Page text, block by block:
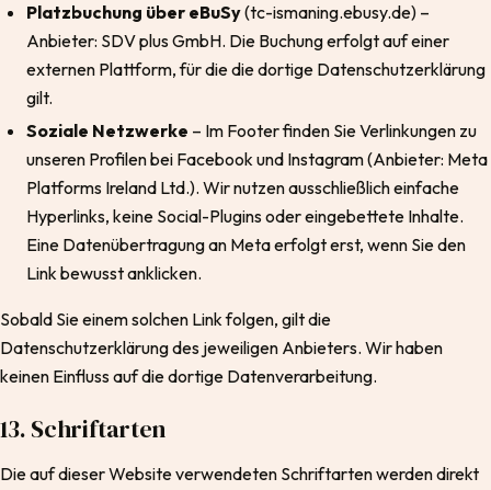
Platzbuchung über eBuSy(tc-ismaning.ebusy.de) –
Anbieter: SDV plus GmbH. Die Buchung erfolgt auf einer
externen Plattform, für die die dortige Datenschutzerklärung
gilt.
Soziale Netzwerke – Im Footer finden Sie Verlinkungen zu
unseren Profilen bei Facebook und Instagram (Anbieter: Meta
Platforms Ireland Ltd.). Wir nutzen ausschließlich einfache
Hyperlinks, keine Social-Plugins oder eingebettete Inhalte.
Eine Datenübertragung an Meta erfolgt erst, wenn Sie den
Link bewusst anklicken.
Sobald Sie einem solchen Link folgen, gilt die
Datenschutzerklärung des jeweiligen Anbieters. Wir haben
keinen Einfluss auf die dortige Datenverarbeitung.
13. Schriftarten
Die auf dieser Website verwendeten Schriftarten werden direkt